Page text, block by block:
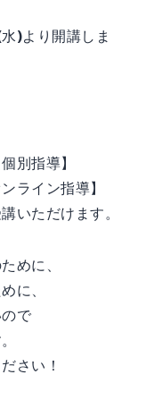
)より開講しま
別指導】
ライン指導】
いただけます。
めに、
に、
で
さい！